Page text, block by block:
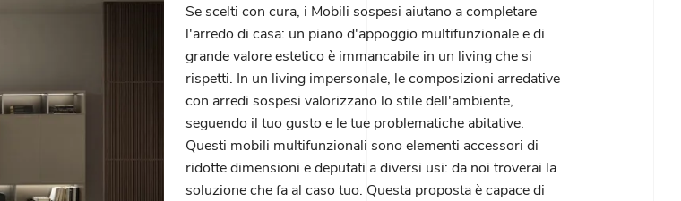
Se scelti con cura, i Mobili sospesi aiutano a completare
l'arredo di casa: un piano d'appoggio multifunzionale e di
grande valore estetico è immancabile in un living che si
rispetti. In un living impersonale, le composizioni arredative
con arredi sospesi valorizzano lo stile dell'ambiente,
seguendo il tuo gusto e le tue problematiche abitative.
Questi mobili multifunzionali sono elementi accessori di
ridotte dimensioni e deputati a diversi usi: da noi troverai la
soluzione che fa al caso tuo. Questa proposta è capace di